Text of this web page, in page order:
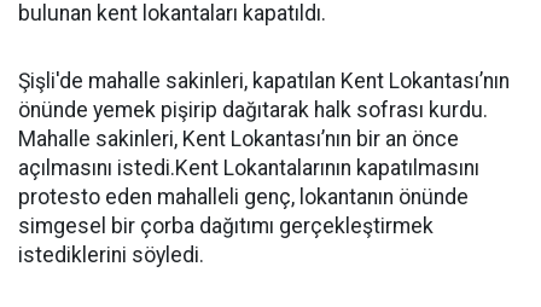
bulunan kent lokantaları kapatıldı.
Şişli'de mahalle sakinleri, kapatılan Kent Lokantası’nın
önünde yemek pişirip dağıtarak halk sofrası kurdu.
Mahalle sakinleri, Kent Lokantası’nın bir an önce
açılmasını istedi.Kent Lokantalarının kapatılmasını
protesto eden mahalleli genç, lokantanın önünde
simgesel bir çorba dağıtımı gerçekleştirmek
istediklerini söyledi.